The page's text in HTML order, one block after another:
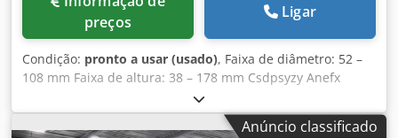
preços
Ligar
Condição: pronto a usar (usado), Faixa de diâmetro: 52 –
108 mm Faixa de altura: 38 – 178 mm Csdpsyzy Anefx
Amusha Capacidade de produção: 150 unid./min Número
de cabeçotes: 4
Anúncio classificado